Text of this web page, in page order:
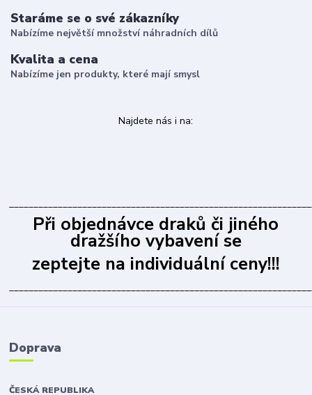
Staráme se o své zákazníky
Nabízíme největší množství náhradních dílů
Kvalita a cena
Nabízíme jen produkty, které mají smysl
Najdete nás i na:
Při objednávce draků či jiného
dražšího vybavení se
zeptejte na individuální ceny!!!
Doprava
ČESKÁ REPUBLIKA